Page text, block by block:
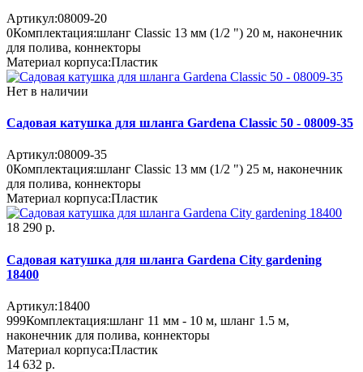
Артикул:08009-20
0Комплектация:шланг Classic 13 мм (1/2 ") 20 м, наконечник
для полива, коннекторы
Материал корпуса:Пластик
Нет в наличии
Садовая катушка для шланга Gardena Classic 50 - 08009-35
Артикул:08009-35
0Комплектация:шланг Classic 13 мм (1/2 ") 25 м, наконечник
для полива, коннекторы
Материал корпуса:Пластик
18 290 р.
Садовая катушка для шланга Gardena Сity gardening
18400
Артикул:18400
999Комплектация:шланг 11 мм - 10 м, шланг 1.5 м,
наконечник для полива, коннекторы
Материал корпуса:Пластик
14 632 р.